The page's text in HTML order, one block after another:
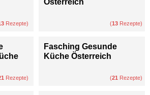
Rezepte)
Österreich
(13 Rezepte)
Rezepte)
Fasching Gesunde
Küche Österreich
(21 Rezepte)